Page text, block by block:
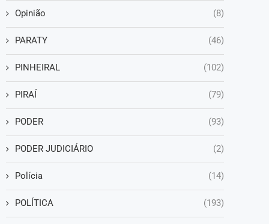
Opinião (8)
PARATY (46)
PINHEIRAL (102)
PIRAÍ (79)
PODER (93)
PODER JUDICIÁRIO (2)
Polícia (14)
POLÍTICA (193)